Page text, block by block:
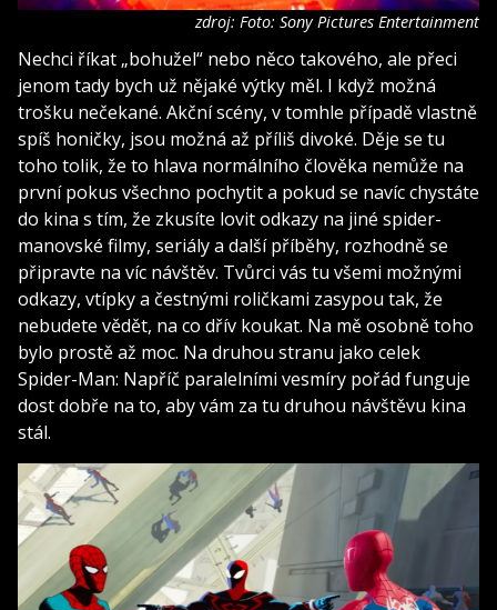
zdroj: Foto: Sony Pictures Entertainment
Nechci říkat „bohužel“ nebo něco takového, ale přeci
jenom tady bych už nějaké výtky měl. I když možná
trošku nečekané. Akční scény, v tomhle případě vlastně
spíš honičky, jsou možná až příliš divoké. Děje se tu
toho tolik, že to hlava normálního člověka nemůže na
první pokus všechno pochytit a pokud se navíc chystáte
do kina s tím, že zkusíte lovit odkazy na jiné spider-
manovské filmy, seriály a další příběhy, rozhodně se
připravte na víc návštěv. Tvůrci vás tu všemi možnými
odkazy, vtípky a čestnými roličkami zasypou tak, že
nebudete vědět, na co dřív koukat. Na mě osobně toho
bylo prostě až moc. Na druhou stranu jako celek
Spider-Man: Napříč paralelními vesmíry pořád funguje
dost dobře na to, aby vám za tu druhou návštěvu kina
stál.